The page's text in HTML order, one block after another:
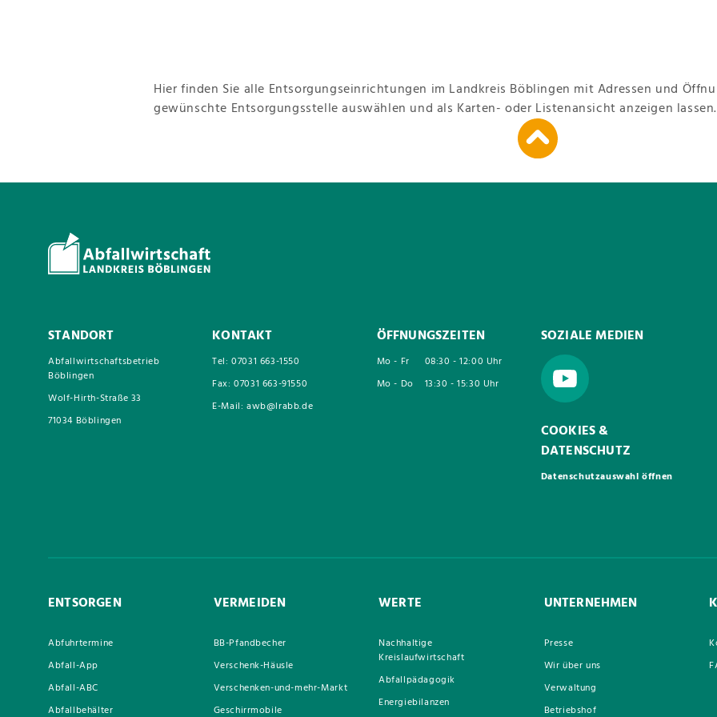
Hier finden Sie alle Entsorgungseinrichtungen im Landkreis Böblingen mit Adressen und
gewünschte Entsorgungsstelle auswählen und als Karten- oder Listenansicht anzeigen lassen.
STANDORT
Abfallwirtschaftsbetrieb
Böblingen
Wolf-Hirth-Straße 33
71034 Böblingen
KONTAKT
Tel: 07031 663-1550
Fax: 07031 663-91550
E-Mail: awb@lrabb.de
ÖFFNUNGSZEITEN
Mo - Fr
08:30 - 12:00 Uhr
Mo - Do
13:30 - 15:30 Uhr
SOZIALE MEDIEN
COOKIES &
DATENSCHUTZ
Datenschutzauswahl öffnen
ENTSORGEN
Abfuhrtermine
Abfall-App
Abfall-ABC
Abfallbehälter
VERMEIDEN
BB-Pfandbecher
Verschenk-Häusle
Verschenken-und-mehr-Markt
Geschirrmobile
WERTE
Nachhaltige
Kreislaufwirtschaft
Abfallpädagogik
Energiebilanzen
UNTERNEHMEN
Presse
Wir über uns
Verwaltung
Betriebshof